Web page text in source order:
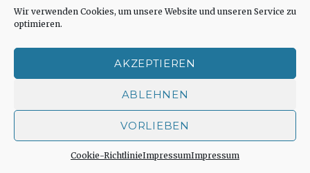
Wir verwenden Cookies, um unsere Website und unseren Service zu
optimieren.
AKZEPTIEREN
ABLEHNEN
VORLIEBEN
Cookie-RichtlinieImpressumImpressum
Hartmut Hegeler zu allen Fragen der
Hexenprozesse
Institut für Sinnforschung, Fragebogen
Jüdisches Museum Westfalen in Dorsten
Kirchenfotos von Andreas Blauth
Kirchengebäude neu oder anders nutzen aus
architektonischer Sicht
Kirchenumnutzungen und ähnliche
Projekte in kirchlicher Perspektive